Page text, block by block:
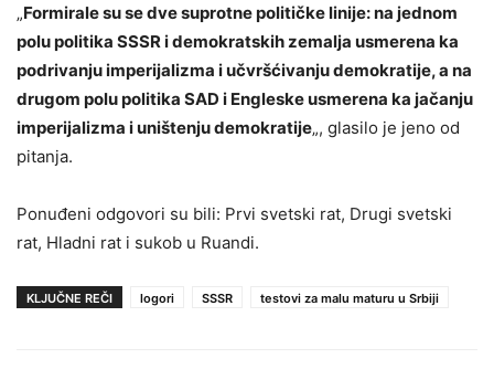
„Formirale su se dve suprotne političke linije: na jednom
polu politika SSSR i demokratskih zemalja usmerena ka
podrivanju imperijalizma i učvršćivanju demokratije, a na
drugom polu politika SAD i Engleske usmerena ka jačanju
imperijalizma i uništenju demokratije„, glasilo je jeno od
pitanja.
Ponuđeni odgovori su bili: Prvi svetski rat, Drugi svetski
rat, Hladni rat i sukob u Ruandi.
KLJUČNE REČI logori SSSR testovi za malu maturu u Srbiji